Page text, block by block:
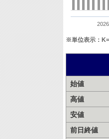
※単位表示：
始値
高値
安値
前日終値